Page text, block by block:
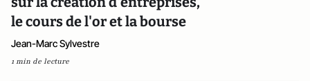
le cours de l'or et la bourse
Jean-Marc Sylvestre
1 min de lecture